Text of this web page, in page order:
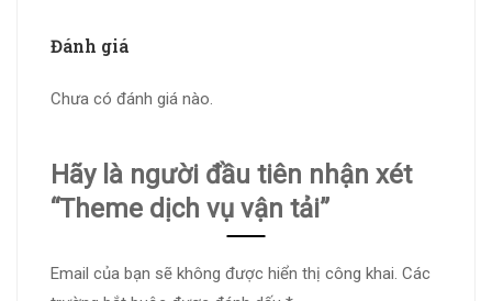
Đánh giá
Chưa có đánh giá nào.
Hãy là người đầu tiên nhận xét
“Theme dịch vụ vận tải”
Email của bạn sẽ không được hiển thị công khai. Các